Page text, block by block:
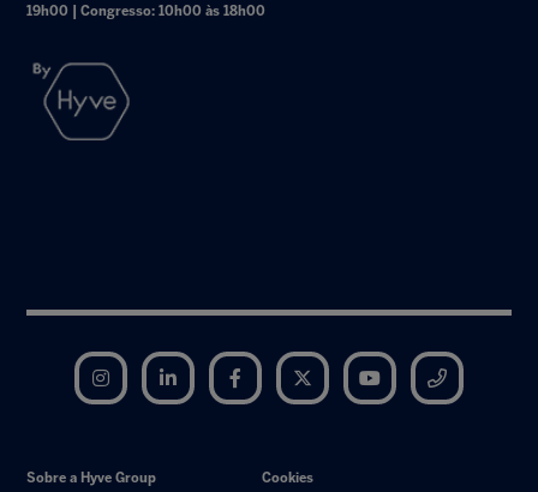
19h00 | Congresso: 10h00 às 18h00
Instagram LinkedIn Facebook Twitter YouTube
Sobre a Hyve Group Cookies